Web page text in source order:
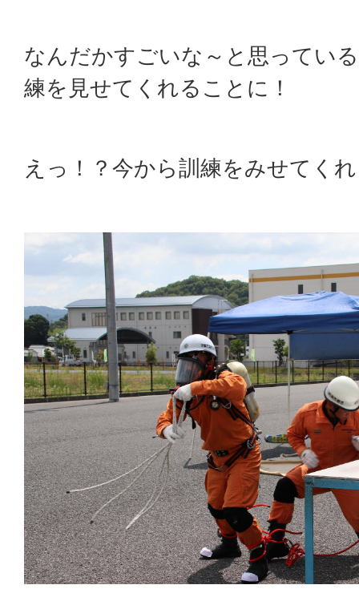
なんだかすごいな～と思ってい
練を見せてくれることに！
えっ！？今から訓練をみせてく